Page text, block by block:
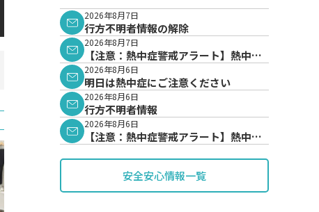
2026年8月7日
行方不明者情報の解除
2026年8月7日
【注意：熱中症警戒アラート】熱中症
警戒アラートが発表されています。
2026年8月6日
明日は熱中症にご注意ください
2026年8月6日
行方不明者情報
2026年8月6日
【注意：熱中症警戒アラート】熱中症
安全安心情報一覧